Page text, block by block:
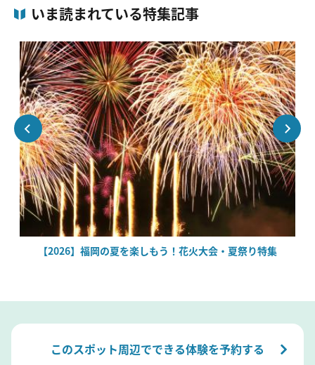
いま読まれている特集記事
【2026】福岡の夏を楽しもう！花火大会・夏祭り特集
このスポット周辺でできる体験を予約する